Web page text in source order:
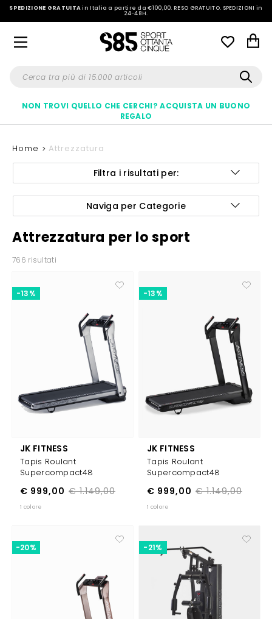
SPEDIZIONE GRATUITAin Italia a partire da €100,00.RESO GRATUITO. SPEDIZIONI in
24-48H.
NON TROVI QUELLO CHE CERCHI? ACQUISTA UN BUONO
REGALO
Home Attrezzatura
Attrezzatura per lo sport
Filtra i risultati per:
Naviga per Categorie
766 risultati
JK FITNESS
Tapis Roulant
Supercompact48
€ 1.149,00
€ 999,00
-13%
1 colore
JK FITNESS
Tapis Roulant
Supercompact48
€ 1.149,00
€ 999,00
-13%
1 colore
-20% -21%